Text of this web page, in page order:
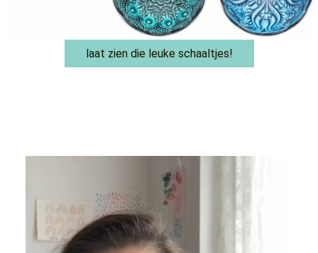
laat zien die leuke schaaltjes!